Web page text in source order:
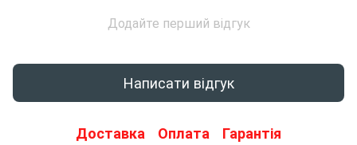
Додайте перший відгук
Написати відгук
Доставка Оплата Гарантія